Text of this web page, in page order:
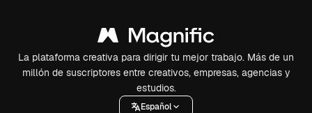
La plataforma creativa para dirigir tu mejor trabajo. Más de un
millón de suscriptores entre creativos, empresas, agencias y
estudios.
Español